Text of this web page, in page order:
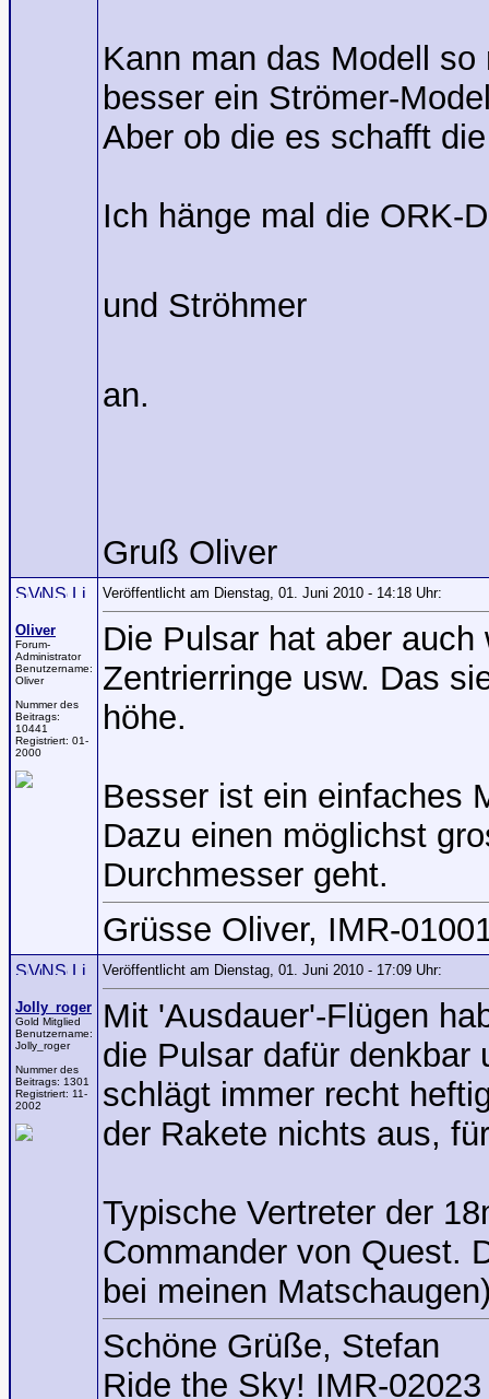
Kann man das Modell
besser ein Strömer-
Aber ob die es schafft
Ich hänge mal die ORK-
und Ströhmer
an.
Gruß Oliver
Oliver
Forum-
Administrator
Benutzername:
Oliver
Nummer des
Beitrags:
10441
Registriert: 01-
2000
Veröffentlicht am Dienstag, 01. Juni 2010 - 14:18 Uhr:
Die Pulsar hat aber
Zentrierringe usw. Das
höhe.
Besser ist ein einfaches
Dazu einen möglichst
Durchmesser geht.
Grüsse Oliver, IMR-
Jolly_roger
Gold Mitglied
Benutzername:
Jolly_roger
Nummer des
Beitrags: 1301
Registriert: 11-
2002
Veröffentlicht am Dienstag, 01. Juni 2010 - 17:09 Uhr:
Mit 'Ausdauer'-Flügen
die Pulsar dafür denkbar
schlägt immer recht
der Rakete nichts aus,
Typische Vertreter der
Commander von Quest.
bei meinen
Schöne Grüße, Stefan
Ride the Sky! IMR-02023